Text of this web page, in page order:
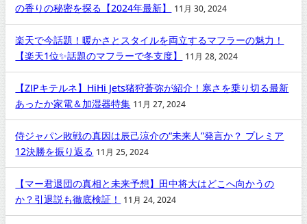
の香りの秘密を探る【2024年最新】
11月 30, 2024
楽天で今話題！暖かさとスタイルを両立するマフラーの魅力！
【楽天1位✨話題のマフラーで冬支度】
11月 28, 2024
【ZIPキテルネ】HiHi Jets猪狩蒼弥が紹介！寒さを乗り切る最新
あったか家電＆加湿器特集 11月 27, 2024
侍ジャパン敗戦の真因は辰己涼介の“未来人”発言か？ プレミア
12決勝を振り返る 11月 25, 2024
【マー君退団の真相と未来予想】田中将大はどこへ向かうの
か？引退説も徹底検証！
11月 24, 2024